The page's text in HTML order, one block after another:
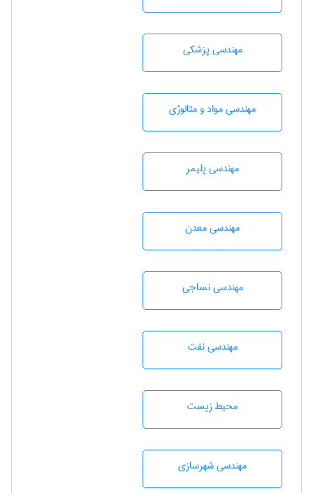
مهندسی پزشکی
مهندسی مواد و متالوژی
مهندسی پليمر
مهندسی معدن
مهندسي نساجی
مهندسی نفت
محيط زيست
مهندسی شهرسازی